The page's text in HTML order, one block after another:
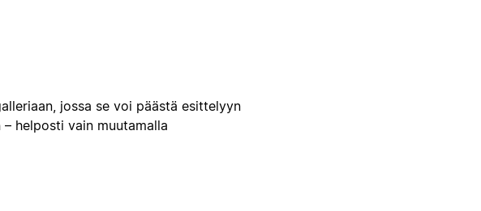
jossa se voi päästä esittelyyn
helposti vain muutamalla